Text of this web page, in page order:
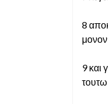
8
μονον
9 και
τουτω